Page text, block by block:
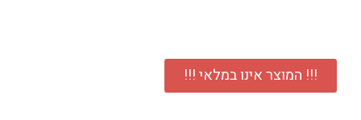
!!! המוצר אינו במלאי !!!